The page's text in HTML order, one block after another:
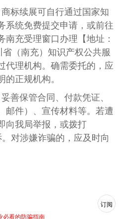
标续展可自行通过国家知
系统免费提交申请，或前往
充受理窗口办理【地址：
（南充）知识产权公共服
代理机构。确需委托的，应
正规机构。
善保管合同、付款凭证、
邮件）、宣传材料等。若遭
向我局举报，或拨打
对涉嫌诈骗的，应及时向
必看的防骗指南
订阅